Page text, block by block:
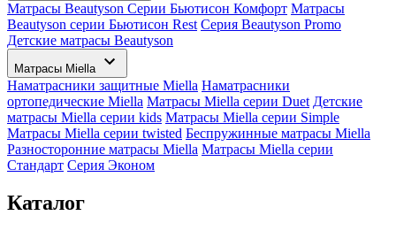
Матрасы Beautyson Серии Бьютисон Комфорт Матрасы
Beautyson серии Бьютисон Rest Серия Beautyson Promo
Детские матрасы Beautyson
Матрасы Miella
Наматрасники защитные Miella Наматрасники
ортопедические Miella Матрасы Miella серии Duet Детские
матрасы Miella серии kids Матрасы Miella серии Simple
Матрасы Miella серии twisted Беспружинные матрасы Miella
Разносторонние матрасы Miella Матрасы Miella серии
Стандарт Серия Эконом
Каталог